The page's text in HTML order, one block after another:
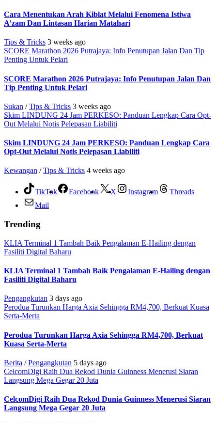
Cara Menentukan Arah Kiblat Melalui Fenomena Istiwa
A’zam Dan Lintasan Harian Matahari
Tips & Tricks 3 weeks ago
SCORE Marathon 2026 Putrajaya: Info Penutupan Jalan Dan Tip
Penting Untuk Pelari
SCORE Marathon 2026 Putrajaya: Info Penutupan Jalan Dan
Tip Penting Untuk Pelari
Sukan /Tips & Tricks 3 weeks ago
Skim LINDUNG 24 Jam PERKESO: Panduan Lengkap Cara Opt-
Out Melalui Notis Pelepasan Liabiliti
Skim LINDUNG 24 Jam PERKESO: Panduan Lengkap Cara
Opt-Out Melalui Notis Pelepasan Liabiliti
Kewangan /Tips & Tricks 4 weeks ago
TikTok Facebook X Instagram
Threads
Mail
Trending
KLIA Terminal 1 Tambah Baik Pengalaman E-Hailing dengan
Fasiliti Digital Baharu
KLIA Terminal 1 Tambah Baik Pengalaman E-Hailing dengan
Fasiliti Digital Baharu
Pengangkutan 3 days ago
Perodua Turunkan Harga Axia Sehingga RM4,700, Berkuat Kuasa
Serta-Merta
Perodua Turunkan Harga Axia Sehingga RM4,700, Berkuat
Kuasa Serta-Merta
Berita /Pengangkutan 5 days ago
CelcomDigi Raih Dua Rekod Dunia Guinness Menerusi Siaran
Langsung Mega Gegar 20 Juta
CelcomDigi Raih Dua Rekod Dunia Guinness Menerusi Siaran
Langsung Mega Gegar 20 Juta